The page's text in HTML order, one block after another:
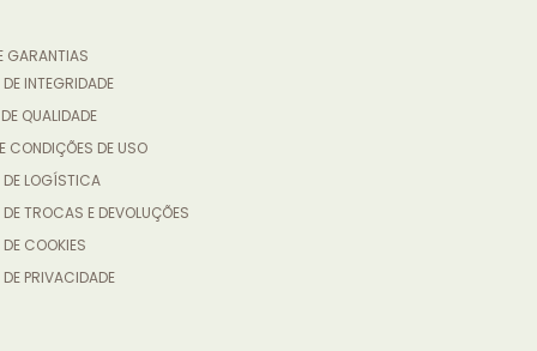
GARANTIAS
INTEGRIDADE
QUALIDADE
CONDIÇÕES DE USO
LOGÍSTICA
TROCAS E DEVOLUÇÕES
COOKIES
PRIVACIDADE